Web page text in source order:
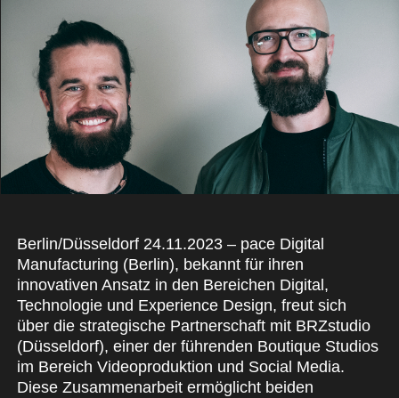
Berlin/Düsseldorf 24.11.2023 – pace Digital
Manufacturing (Berlin), bekannt für ihren
innovativen Ansatz in den Bereichen Digital,
Technologie und Experience Design, freut sich
über die strategische Partnerschaft mit BRZstudio
(Düsseldorf), einer der führenden Boutique Studios
im Bereich Videoproduktion und Social Media.
Diese Zusammenarbeit ermöglicht beiden